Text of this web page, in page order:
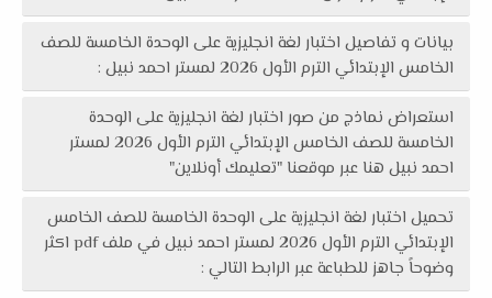
بيانات و تفاصيل اختبار لغة انجليزية على الوحدة الخامسة للصف
الخامس الإبتدائي الترم الأول 2026 لمستر احمد نبيل :
استعراض نماذج من صور اختبار لغة انجليزية على الوحدة
الخامسة للصف الخامس الإبتدائي الترم الأول 2026 لمستر
احمد نبيل هنا عبر موقعنا "تعليمك أونلاين"
تحميل اختبار لغة انجليزية على الوحدة الخامسة للصف الخامس
الإبتدائي الترم الأول 2026 لمستر احمد نبيل في ملف pdf اكثر
وضوحاً جاهز للطباعة عبر الرابط التالي :